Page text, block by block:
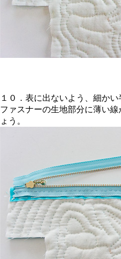
１０．表に出ないよう、細か
ファスナーの生地部分に薄い
ょう。